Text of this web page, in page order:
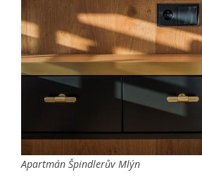
Apartmán Špindlerův Mlýn